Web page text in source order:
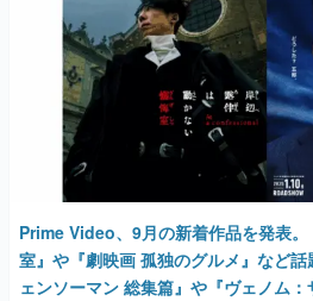
Prime Video、9月の新着作品を発表
室』や『劇映画 孤独のグルメ』など
ェンソーマン 総集篇』や『ヴェノム：